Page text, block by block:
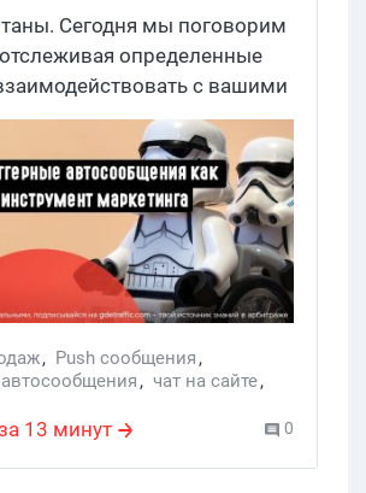
конверта
Сегодня мы поговорим
определенные
с вашими
отправляя им
различных форматов,
которых “заточено” под
ситуацию.
, Push сообщения,
, чат на сайте,
13 минут 0